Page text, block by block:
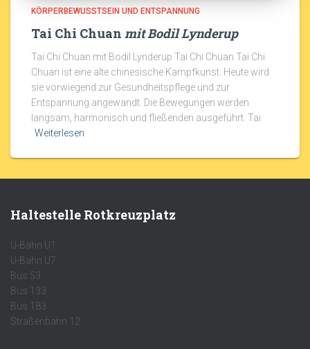
KÖRPERBEWUSSTSEIN UND ENTSPANNUNG
Tai Chi Chuan mit Bodil Lynderup
Tai Chi Chuan mit Bodil Lynderup Tai Chi Chuan Tai Chi
Chuan ist eine alte chinesische Kampfkunst. Heute wird
sie vorwiegend zur Gesundheitspflege und zur
Entspannung angewandt. Die Bewegungen werden
langsam, harmonisch und fließenden ausgeführt. Tai
Weiterlesen
Haltestelle Rotkreuzplatz
U-Bahn U1
U-Bahn U7
Bus 53
Bus 133
Bus 183
Straßenbahn 12